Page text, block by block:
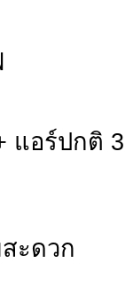
แอร์ปกติ 3
ะดวก